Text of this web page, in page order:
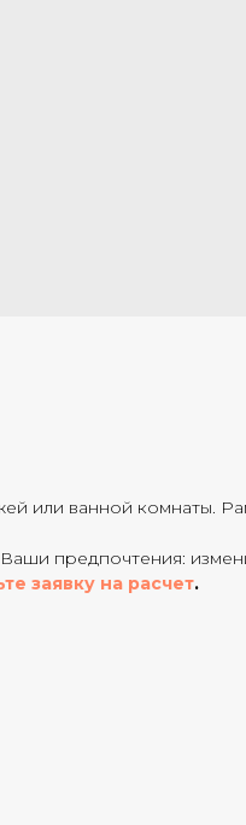
или ванной комнаты.
предпочтения:
заявку на расчет.